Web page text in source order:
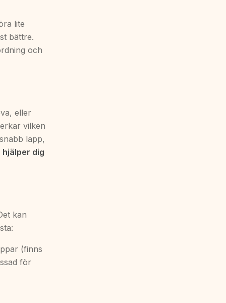
lite
bättre.
och
eller
vilken
lapp,
dig
kan
(finns
för